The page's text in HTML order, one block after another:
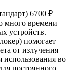
6700 ₽
много времени
устройств.
помогает
от излучения
во